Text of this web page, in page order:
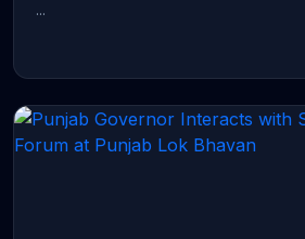
...